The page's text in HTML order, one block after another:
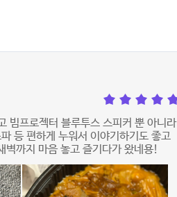
빔프로젝터 블루투스 스피커 뿐 아니라
등 편하게 누워서 이야기하기도 좋고
벽까지 마음 놓고 즐기다가 왔네용!